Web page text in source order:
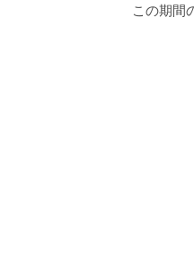
この期間